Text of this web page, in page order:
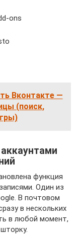
ons
Вконтакте —
(поиск,
функция
Один из
В почтовом
в нескольких
в любой момент,